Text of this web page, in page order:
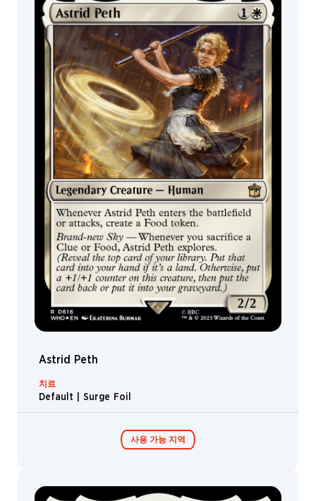
디스플레이
Astrid Peth
치료
Default | Surge Foil
사용 가능 지역